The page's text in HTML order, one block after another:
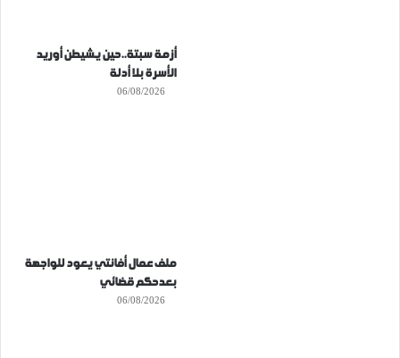
أزمة سبتة..حين يشيطن أوريد
الأسرة بلا أدلة
06/08/2026
ملف عمال أفانتي يعود للواجهة
بعدحكم قضائي
06/08/2026